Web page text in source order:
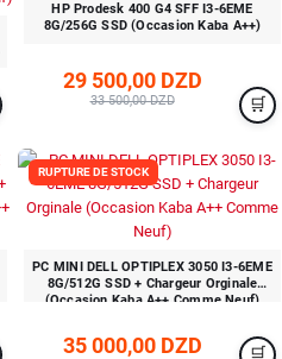
HP Prodesk 400 G4 SFF I3-6EME
8G/256G SSD (Occasion Kaba A++)
29 500,00 DZD
33 500,00 DZD
RUPTURE DE STOCK
PC MINI DELL OPTIPLEX 3050 I3-6EME
8G/512G SSD + Chargeur Orginale
(Occasion Kaba A++ Comme Neuf)
35 000,00 DZD